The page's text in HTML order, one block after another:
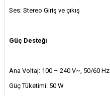
Ses: Stereo Giriş ve çıkış
Güç Desteği
Ana Voltaj: 100 – 240 V~, 50/60 Hz
Güç Tüketimi: 50 W